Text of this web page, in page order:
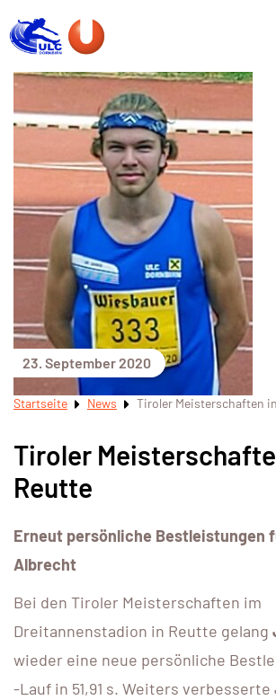
23. September 2020
Startseite News Tiroler Meisterschaften
Tiroler
Reutte
Erneut persönliche Bestleistungen
Albrecht
Bei den Tiroler Meisterschaften im
Dreitannenstadion in Reutte gelang
wieder eine neue persönliche
-Lauf in 51,91 s. Weiters